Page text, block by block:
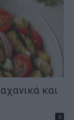
και
0